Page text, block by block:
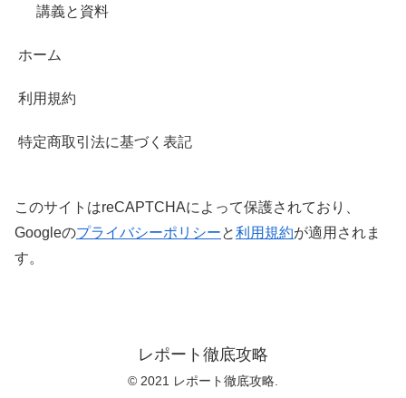
講義と資料
ホーム
利用規約
特定商取引法に基づく表記
このサイトはreCAPTCHAによって保護されており、
Googleのプライバシーポリシーと利用規約が適用されま
す。
レポート徹底攻略
© 2021 レポート徹底攻略.